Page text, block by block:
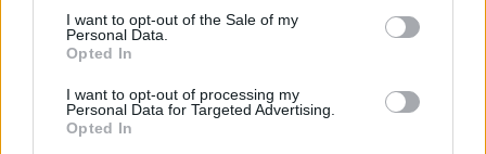
consent section.
I want to opt-out of the Sale of my
Personal Data.
Opted In
I want to opt-out of processing my
Personal Data for Targeted Advertising.
Opted In
F
a
ce
b
T
w
it
te
Pi
te
re
W
at
s
S
a
re
Articolo precedente
Prossimo articolo